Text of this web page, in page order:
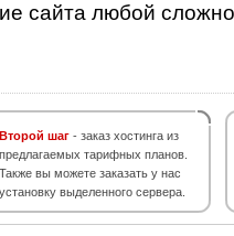
сайта любой
Второй шаг - заказ хостинга из
предлагаемых тарифных планов.
Также вы можете заказать у нас
установку выделенного сервера.